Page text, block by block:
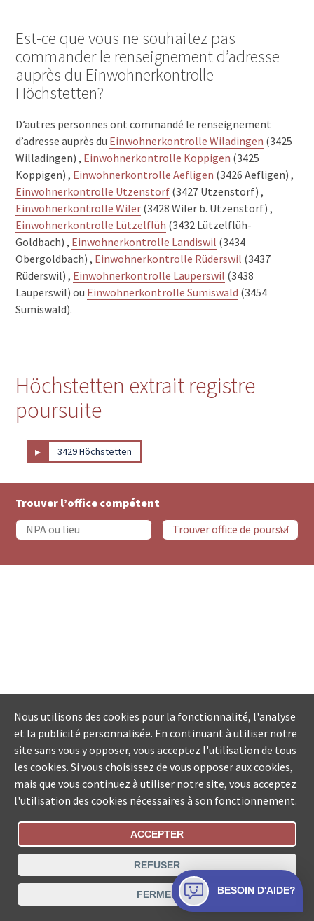
Est-ce que vous ne souhaitez pas
commander le renseignement d’adresse
auprès du Einwohnerkontrolle
Höchstetten?
D’autres personnes ont commandé le renseignement
d’adresse auprès du Einwohnerkontrolle Wiladingen (3425
Willadingen) , Einwohnerkontrolle Koppigen (3425
Koppigen) , Einwohnerkontrolle Aefligen (3426 Aefligen) ,
Einwohnerkontrolle Utzenstorf (3427 Utzenstorf) ,
Einwohnerkontrolle Wiler (3428 Wiler b. Utzenstorf) ,
Einwohnerkontrolle Lützelflüh (3432 Lützelflüh-
Goldbach) , Einwohnerkontrolle Landiswil (3434
Obergoldbach) , Einwohnerkontrolle Rüderswil (3437
Rüderswil) , Einwohnerkontrolle Lauperswil (3438
Lauperswil) ou Einwohnerkontrolle Sumiswald (3454
Sumiswald).
Höchstetten extrait registre
poursuite
▸ 3429 Höchstetten
Trouver l’office compétent
Statut De La Commande
Recherche des offices de Suisse
Protection des données Mentions légales
Nous utilisons des cookies pour la fonctionnalité, l'analyse
et la publicité personnalisée. En continuant à utiliser notre
site sans vous y opposer, vous acceptez l'utilisation de tous
les cookies. Si vous choisissez de vous opposer aux cookies,
mais que vous continuez à utiliser notre site, vous acceptez
l'utilisation des cookies nécessaires à son fonctionnement.
ACCEPTER
REFUSER
FERMER BESOIN D'AIDE?